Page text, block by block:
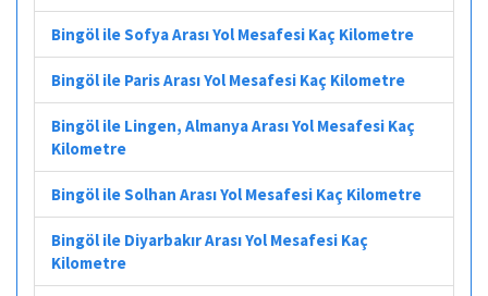
Bingöl ile Sofya Arası Yol Mesafesi Kaç Kilometre
Bingöl ile Paris Arası Yol Mesafesi Kaç Kilometre
Bingöl ile Lingen, Almanya Arası Yol Mesafesi Kaç
Kilometre
Bingöl ile Solhan Arası Yol Mesafesi Kaç Kilometre
Bingöl ile Diyarbakır Arası Yol Mesafesi Kaç
Kilometre